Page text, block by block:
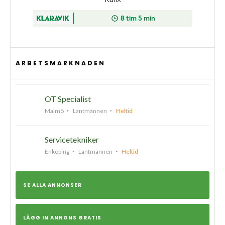
ARBETSMARKNADEN
OT Specialist
Malmö Lantmännen Heltid
Servicetekniker
Enköping Lantmännen Heltid
SE ALLA ANNONSER
LÄGG IN ANNONS GRATIS